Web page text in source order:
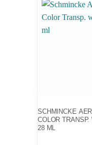
SCHMINCKE
COLOR TRANSP.
8 ML